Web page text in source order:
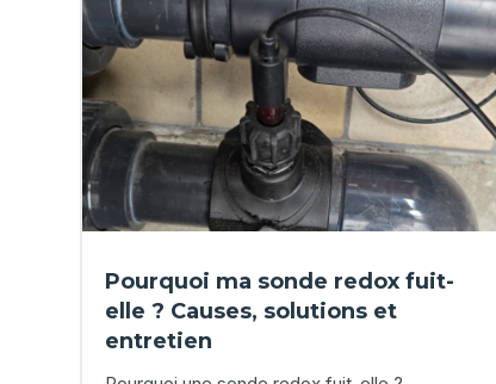
Pourquoi ma sonde redox fuit-
elle ? Causes, solutions et
entretien